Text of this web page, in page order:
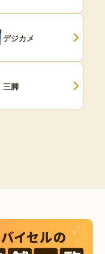
デジカメ
三脚